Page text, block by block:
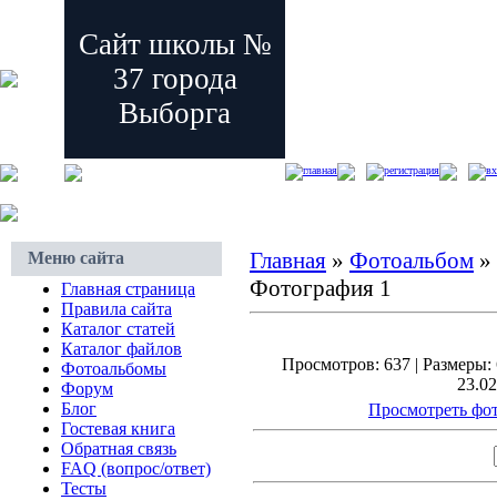
Сайт школы №
37 города
Выборга
главная регистрация
Меню сайта
Главная страница
Правила сайта
Каталог статей
Каталог файлов
Фотоальбомы
Форум
Блог
Гостевая книга
Обратная связь
FAQ (вопрос/ответ)
Тесты
Главная » Фотоальбом »
Фотография 1
Просмотров: 637 |
Просмотреть